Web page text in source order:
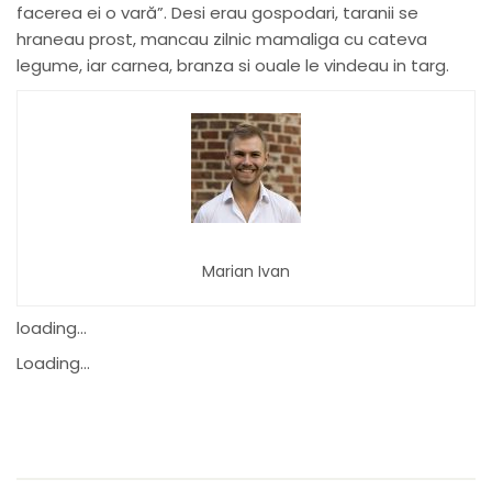
facerea ei o vară”. Desi erau gospodari, taranii se
hraneau prost, mancau zilnic mamaliga cu cateva
legume, iar carnea, branza si ouale le vindeau in targ.
Marian Ivan
loading...
Loading...